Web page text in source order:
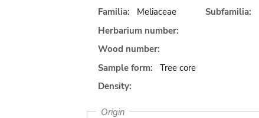
Familia:
Meliaceae
Subfamilia:
Herbarium number:
Wood number:
Sample form:
Tree core
Density:
Origin